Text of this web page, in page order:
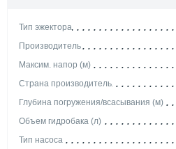
Тип эжектора
Производитель
Максим. напор (м)
Страна производитель
Глубина погружения/всасывания (м)
Объем гидробака (л)
Тип насоса